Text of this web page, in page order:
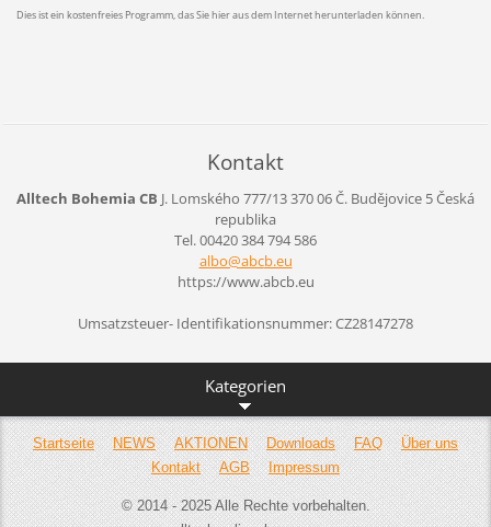
Dies ist ein kostenfreies Programm, das Sie hier aus dem Internet herunterladen können.
Kontakt
Alltech Bohemia CB J. Lomského 777/13370 06 Č. Budějovice 5Česká
republika
Tel. 00420 384 794 586
albo@abcb.eu
https://www.abcb.eu
Umsatzsteuer- Identifikationsnummer: CZ28147278
Kategorien
Startseite NEWS AKTIONEN Downloads FAQ
Über uns
Kontakt
AGB Impressum
© 2014 - 2025 Alle Rechte vorbehalten.